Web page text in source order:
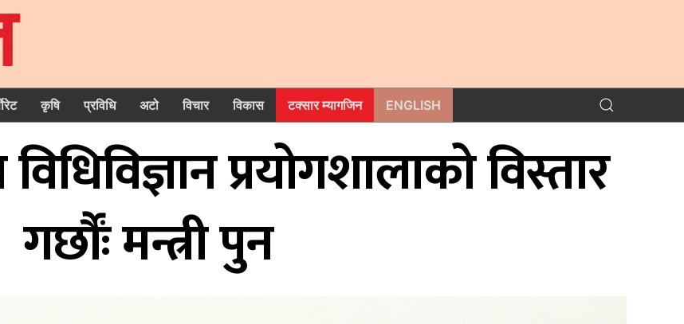
कृषि प्रविधि अटो विचार विकास टक्सार म्यागजिन ENGLISH
विधिविज्ञान प्रयोगशालाको विस्तार
गर्छौंः मन्त्री पुन